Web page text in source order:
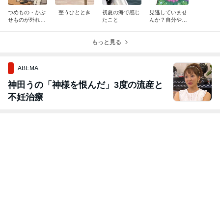
つめもの・かぶ
せものが外れ
整うひととき
初夏の海で感じ
たこと
見逃していませ
んか？自分や家
もっと見る
ABEMA
神田うの「神様を恨んだ」3度の流産と
不妊治療